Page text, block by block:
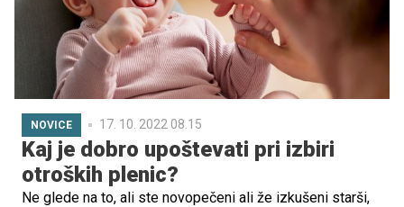
NOVICE 17. 10. 2022 08.15
Kaj je dobro upoštevati pri izbiri
otroških plenic?
Ne glede na to, ali ste novopečeni ali že izkušeni starši,